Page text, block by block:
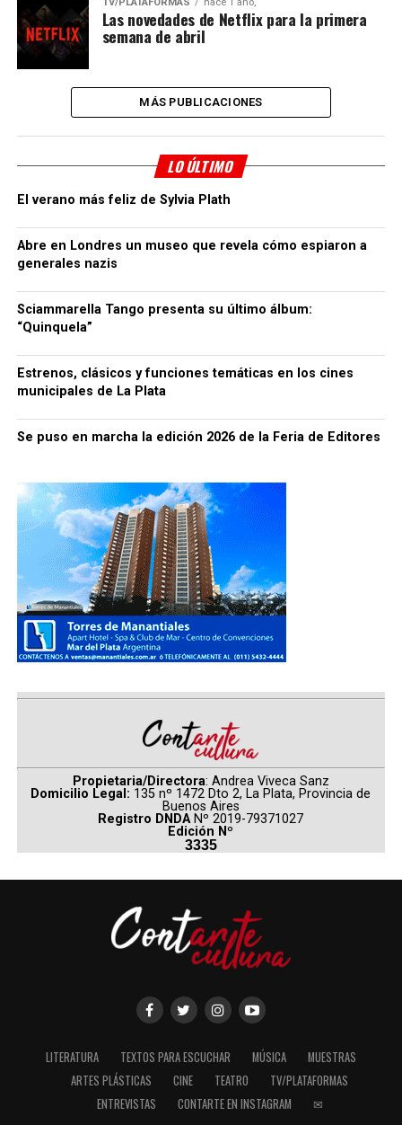
Las novedades de Netflix para la primera
semana de abril
MÁS PUBLICACIONES
LO ÚLTIMO
El verano más feliz de Sylvia Plath
Abre en Londres un museo que revela cómo espiaron a
generales nazis
Sciammarella Tango presenta su último álbum:
“Quinquela”
Estrenos, clásicos y funciones temáticas en los cines
municipales de La Plata
Se puso en marcha la edición 2026 de la Feria de Editores
Propietaria/Directora: Andrea Viveca Sanz
Domicilio Legal: 135 nº 1472 Dto 2, La Plata, Provincia de
Buenos Aires
Registro DNDA Nº 2019-79371027
Edición Nº
3335
LITERATURA TEXTOS PARA ESCUCHAR MÚSICA
MUESTRAS
ARTES PLÁSTICAS
CINE TEATRO
TV/PLATAFORMAS
ENTREVISTAS
CONTARTE EN INSTAGRAM ✉